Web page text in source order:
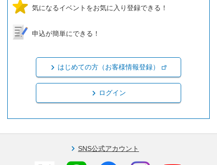
気になるイベントをお気に入り登録できる！
申込が簡単にできる！
はじめての方（お客様情報登録）
ログイン
SNS公式アカウント